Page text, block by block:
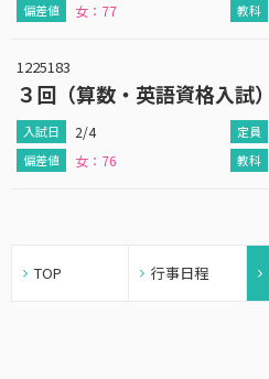
女：77
1225183
３回（算数・英語資格入試）
2/4
女：76
TOP 行事日程